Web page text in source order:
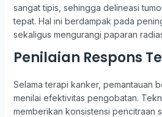
sangat tipis, sehingga delineasi
tepat. Hal ini berdampak pada
sekaligus mengurangi paparan
Penilaian Respons
Selama terapi kanker, pemantauan
menilai efektivitas pengobatan.
memberikan konsistensi pencitraan